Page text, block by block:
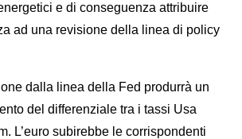
e di conseguenza attribuire
ad una revisione della linea di policy
dalla linea della Fed produrrà un
del differenziale tra i tassi Usa
L’euro subirebbe le corrispondenti